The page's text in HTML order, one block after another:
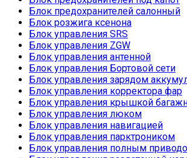
Блок предохранителей салонный
Блок розжига ксенона
Блок управления SRS
Блок управления ZGW
Блок управления антенной
Блок управления Бортовой сети
Блок управления зарядом
Блок управления корректора фар
Блок управления крышкой
Блок управления люком
Блок управления навигацией
Блок управления парктроником
Блок управления полным